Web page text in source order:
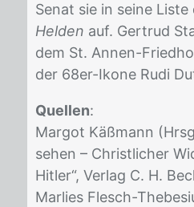
Se­nat sie in sei­ne Lis­te
Helden auf. Ger­trud
dem St. An­nen-
der 68er-Iko­ne Rudi
Quellen:
Mar­got Käß­mann
se­hen – Christ­li­cher
Hit­ler“, Ver­lag C. H.
Mar­lies Flesch-